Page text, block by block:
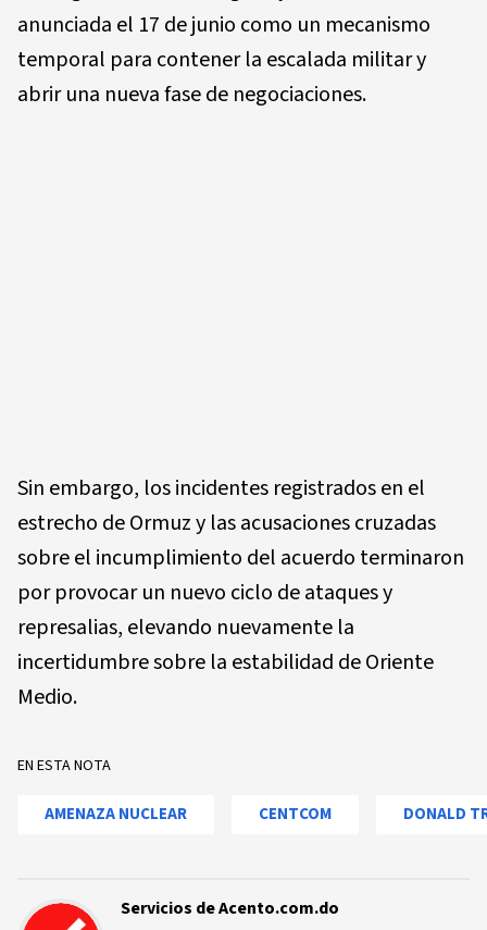
anunciada el 17 de junio como un mecanismo
temporal para contener la escalada militar y
abrir una nueva fase de negociaciones.
Sin embargo, los incidentes registrados en el
estrecho de Ormuz y las acusaciones cruzadas
sobre el incumplimiento del acuerdo terminaron
por provocar un nuevo ciclo de ataques y
represalias, elevando nuevamente la
incertidumbre sobre la estabilidad de Oriente
Medio.
EN ESTA NOTA
AMENAZA NUCLEAR CENTCOM DONALD
Servicios de Acento.com.do